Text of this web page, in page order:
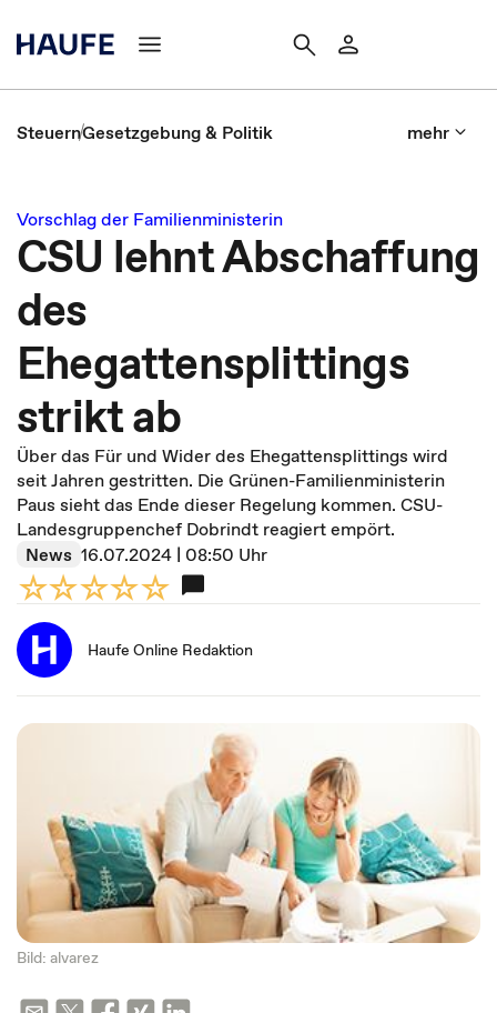
SteuernGesetzgebung & Politik mehr
Vorschlag der Familienministerin
CSU lehnt Abschaffung
des
Ehegattensplittings
strikt ab
Über das Für und Wider des Ehegattensplittings wird
seit Jahren gestritten. Die Grünen-Familienministerin
Paus sieht das Ende dieser Regelung kommen. CSU-
Landesgruppenchef Dobrindt reagiert empört.
News 16.07.2024 | 08:50 Uhr
Haufe Online Redaktion
Bild: alvarez